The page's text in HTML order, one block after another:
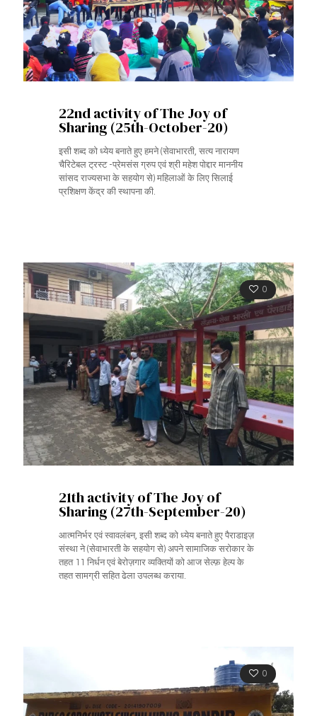
22nd activity of The Joy of
Sharing (25th-October-20)
इसी शब्द को ध्येय बनाते हुए हमने (सेवाभारती, सत्य नारायण
चैरिटेबल ट्रस्ट -प्रेमसंस ग्रुप एवं श्री महेश पोद्दार माननीय
सांसद राज्यसभा के सहयोग से) महिलाओं के लिए सिलाई
प्रशिक्षण केंद्र की स्थापना की.
0
21th activity of The Joy of
Sharing (27th-September-20)
आत्मनिर्भर एवं स्वावलंबन, इसी शब्द को ध्येय बनाते हुए पैराडाइज़
संस्था ने (सेवाभारती के सहयोग से) अपने सामाजिक सरोकार के
तहत 11 निर्धन एवं बेरोज़गार व्यक्तियों को आज सेल्फ़ हेल्प के
तहत सामग्री सहित ढेला उपलब्ध कराया.
0